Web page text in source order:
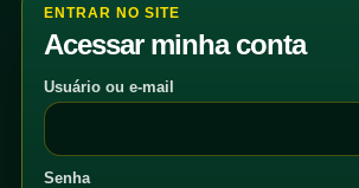
ENTRAR NO SITE
Acessar minha conta
Usuário ou e-mail
Senha